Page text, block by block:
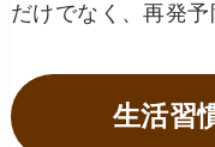
だけでなく、再発予
生活習